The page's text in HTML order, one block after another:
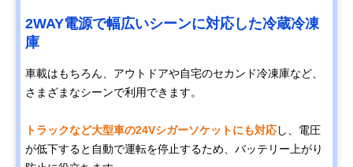
2WAY電源で幅広いシーンに対応した冷蔵冷凍
庫
車載はもちろん、アウトドアや自宅のセカンド冷凍庫など、
さまざまなシーンで利用できます。
トラックなど大型車の24Vシガーソケットにも対応し、電圧
が低下すると自動で運転を停止するため、バッテリー上がり